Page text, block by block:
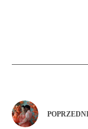
POPRZEDNI